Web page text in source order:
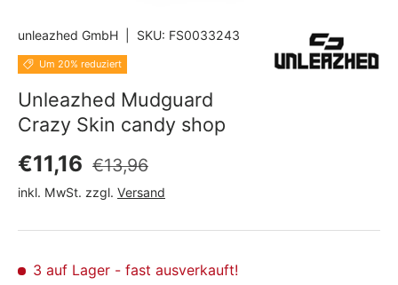
unleazhed GmbH SKU: FS0033243
Um 20% reduziert
Unleazhed Mudguard
Crazy Skin candy shop
Verkaufspreis
€11,16 Normaler Preis
€13,96
inkl. MwSt. zzgl. Versand
3 auf Lager - fast ausverkauft!